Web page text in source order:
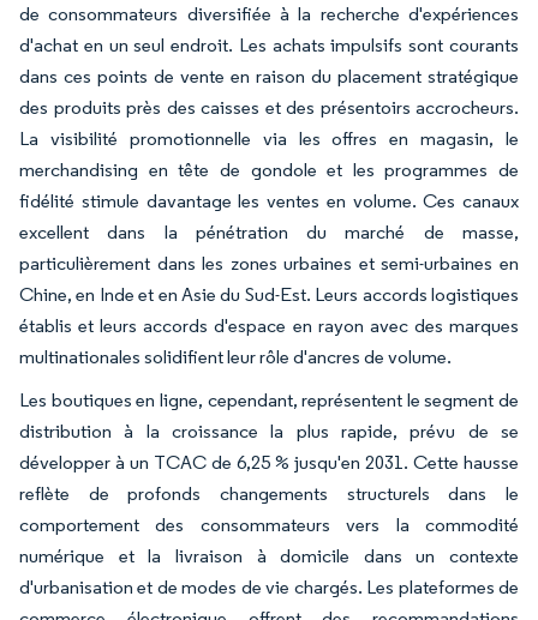
de consommateurs diversifiée à la recherche d'expériences
d'achat en un seul endroit. Les achats impulsifs sont courants
dans ces points de vente en raison du placement stratégique
des produits près des caisses et des présentoirs accrocheurs.
La visibilité promotionnelle via les offres en magasin, le
merchandising en tête de gondole et les programmes de
fidélité stimule davantage les ventes en volume. Ces canaux
excellent dans la pénétration du marché de masse,
particulièrement dans les zones urbaines et semi-urbaines en
Chine, en Inde et en Asie du Sud-Est. Leurs accords logistiques
établis et leurs accords d'espace en rayon avec des marques
multinationales solidifient leur rôle d'ancres de volume.
Les boutiques en ligne, cependant, représentent le segment de
distribution à la croissance la plus rapide, prévu de se
développer à un TCAC de 6,25 % jusqu'en 2031. Cette hausse
reflète de profonds changements structurels dans le
comportement des consommateurs vers la commodité
numérique et la livraison à domicile dans un contexte
d'urbanisation et de modes de vie chargés. Les plateformes de